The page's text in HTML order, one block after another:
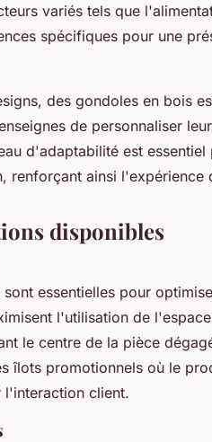
variés tels que
spécifiques pour une
des gondoles en bois
de personnaliser
d'adaptabilité est
renforçant ainsi l'expérience
disponibles
sont essentielles pour
l'utilisation de
le centre de la pièce
îlots promotionnels où le
l'interaction client.